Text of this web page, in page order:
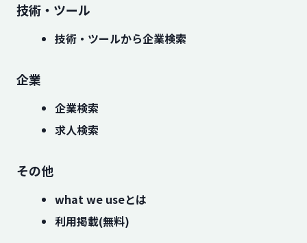
技術・ツール
技術・ツールから企業検索
企業
企業検索
求人検索
その他
what we useとは
利用掲載(無料)